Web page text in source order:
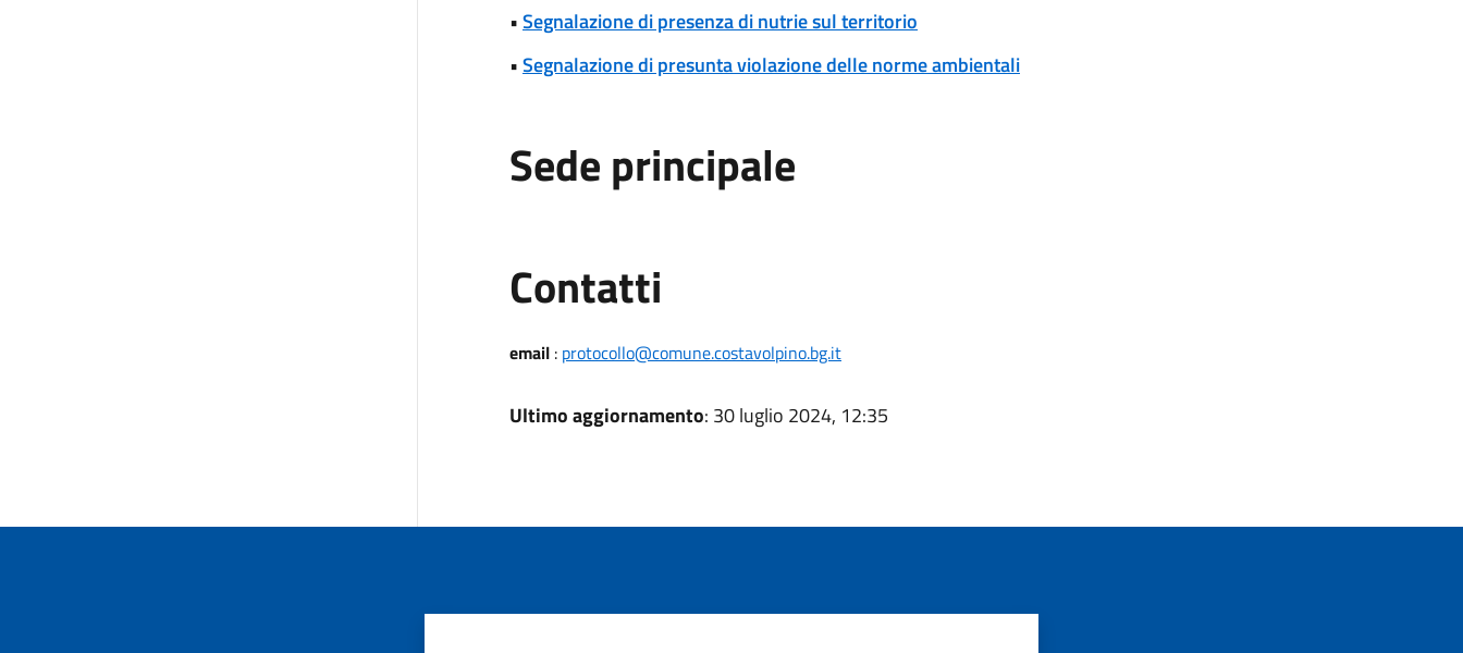
•Segnalazione di presenza di nutrie sul territorio
•Segnalazione di presunta violazione delle norme ambientali
Sede principale
Contatti
email: protocollo@comune.costavolpino.bg.it
Ultimo aggiornamento: 30 luglio 2024, 12:35